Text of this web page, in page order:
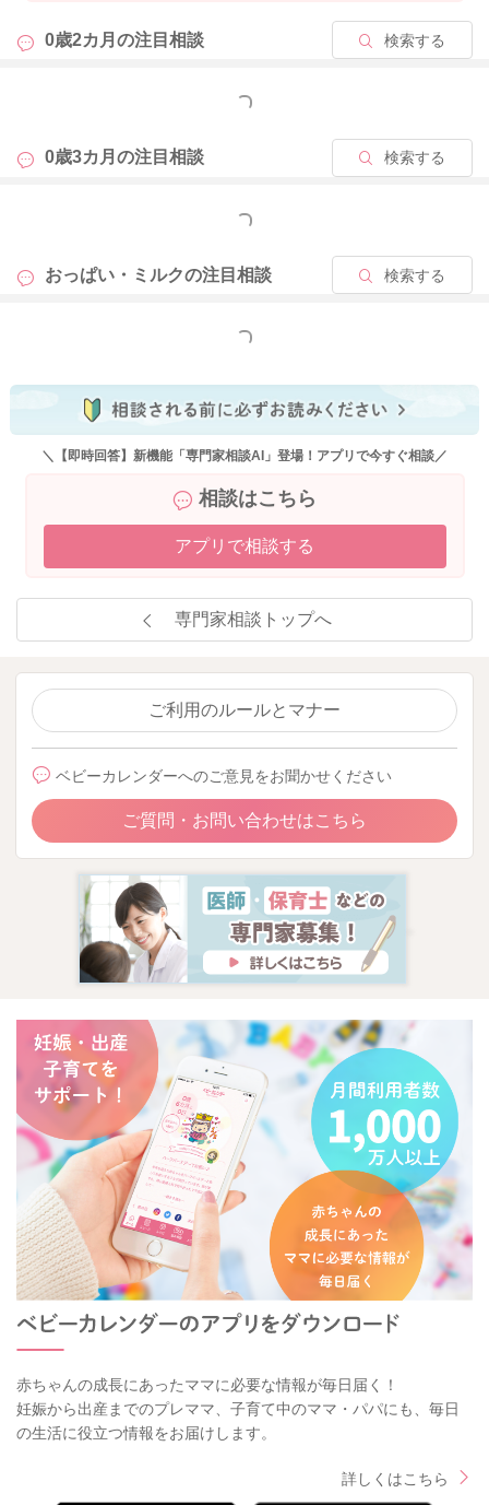
0歳2カ月の注目相談 検索する
もっと見る
0歳3カ月の注目相談 検索する
もっと見る
おっぱい・ミルクの注目相談 検索する
もっと見る
＼【即時回答】新機能「専門家相談AI」登場！アプリで今すぐ相談／
相談はこちら
アプリで相談する
専門家相談トップへ
ご利用のルールとマナー
ベビーカレンダーへのご意見をお聞かせください
ご質問・お問い合わせはこちら
赤ちゃんの成長にあったママに必要な情報が毎日届く！
妊娠から出産までのプレママ、子育て中のママ・パパにも、毎日
の生活に役立つ情報をお届けします。
詳しくはこちら